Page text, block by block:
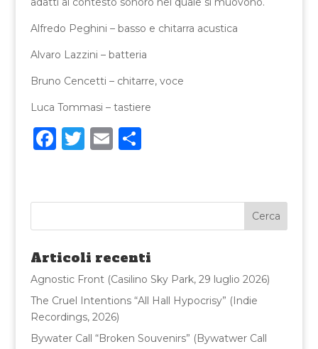
Alfredo Peghini – basso e chitarra acustica
Alvaro Lazzini – batteria
Bruno Cencetti – chitarre, voce
Luca Tommasi – tastiere
F
e
b
o
o
k
T
te
r
E
l
C
di
vi
di
Articoli recenti
Agnostic Front (Casilino Sky Park, 29 luglio 2026)
The Cruel Intentions “All Hall Hypocrisy” (Indie
Recordings, 2026)
Bywater Call “Broken Souvenirs” (Bywatwer Call